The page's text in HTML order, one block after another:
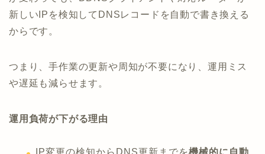
新しいIPを検知してDNSレコードを自動で書き換える
からです。
つまり、手作業の更新や周知が不要になり、運用ミス
や遅延も減らせます。
運用負荷が下がる理由